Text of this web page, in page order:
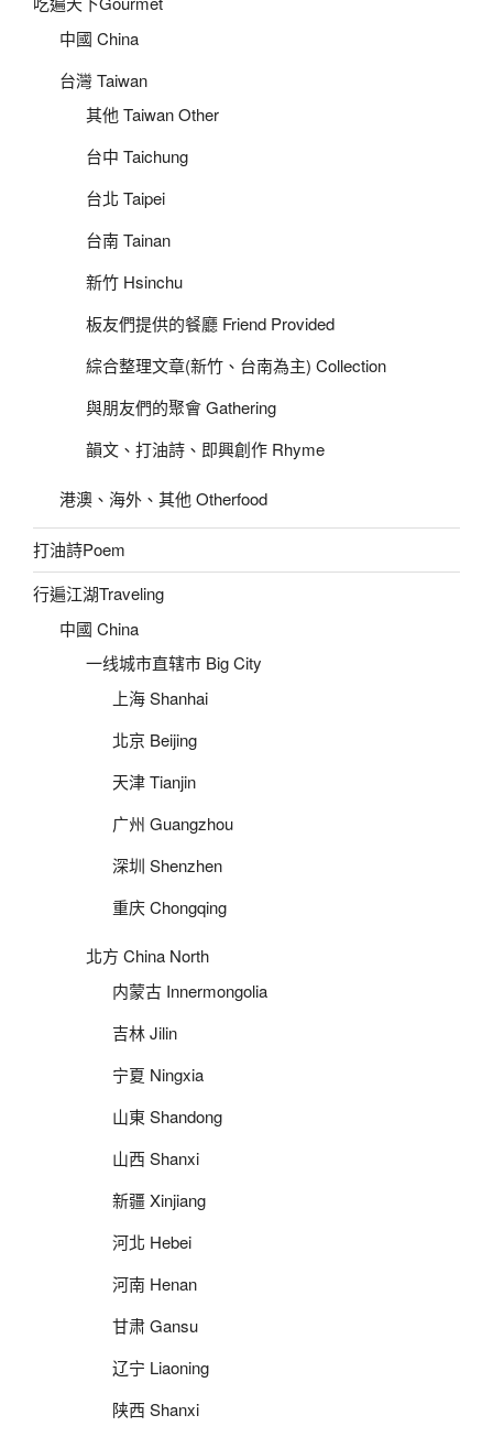
中國 China
台灣 Taiwan
其他 Taiwan Other
台中 Taichung
台北 Taipei
台南 Tainan
新竹 Hsinchu
板友們提供的餐廳 Friend Provided
綜合整理文章(新竹、台南為主) Collection
與朋友們的聚會 Gathering
韻文、打油詩、即興創作 Rhyme
港澳、海外、其他 Otherfood
打油詩Poem
行遍江湖Traveling
中國 China
一线城市直辖市 Big City
上海 Shanhai
北京 Beijing
天津 Tianjin
广州 Guangzhou
深圳 Shenzhen
重庆 Chongqing
北方 China North
内蒙古 Innermongolia
吉林 Jilin
宁夏 Ningxia
山東 Shandong
山西 Shanxi
新疆 Xinjiang
河北 Hebei
河南 Henan
甘肃 Gansu
辽宁 Liaoning
陕西 Shanxi